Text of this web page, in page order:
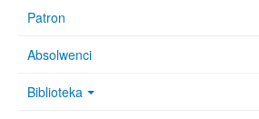
Patron
Absolwenci
Biblioteka